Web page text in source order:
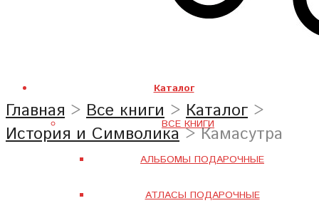
Каталог
ВСЕ КНИГИ
АЛЬБОМЫ ПОДАРОЧНЫЕ
АТЛАСЫ ПОДАРОЧНЫЕ
Главная > Все книги > Каталог >
История и Символика> Камасутра